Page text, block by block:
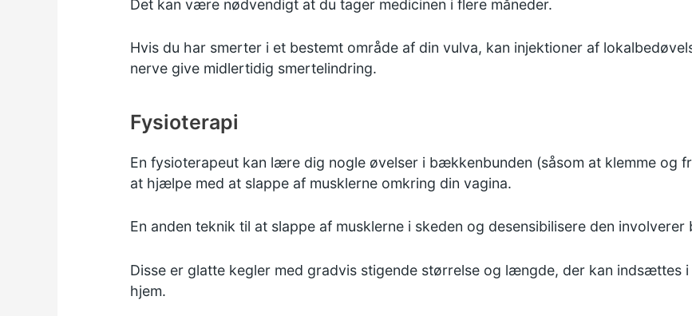
Det kan være nødvendigt at du tager medicinen i flere måneder.
Hvis du har smerter i et bestemt område af din vulva, kan injektioner af
nerve give midlertidig smertelindring.
Fysioterapi
En fysioterapeut kan lære dig nogle øvelser i bækkenbunden (såsom at klemme og
at hjælpe med at slappe af musklerne omkring din vagina.
En anden teknik til at slappe af musklerne i skeden og desensibilisere den
Disse er glatte kegler med gradvis stigende størrelse og længde, der kan indsættes
hjem.